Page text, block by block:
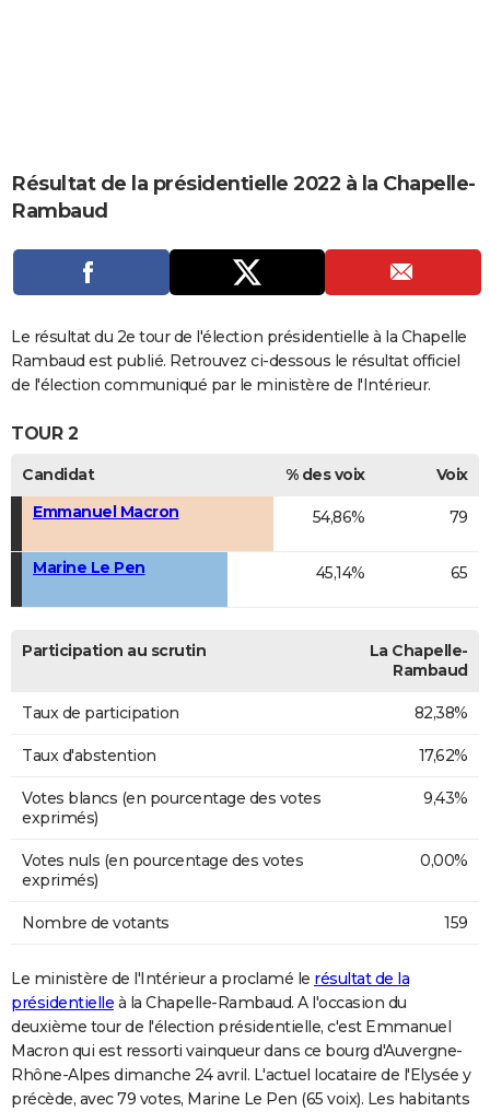
DICTIONNAIRE
PROGRAMME TV
COPAINS D'AVANT
S'inscrire
Se connecter
Lycées
Collèges
Primaires
Universités
Entreprises
Service militaire
Avis de recherche
AVIS DE DÉCÈS
FORUM
Résultat de la présidentielle 2022 à la Chapelle-
Rambaud
Le résultat du 2e tour de l'élection présidentielle à la Chapelle
Rambaud est publié. Retrouvez ci-dessous le résultat officiel
de l'élection communiqué par le ministère de l'Intérieur.
TOUR 2
Candidat % des voix
Voix
Emmanuel Macron
54,86% 79
Marine Le Pen 45,14% 65
Participation au scrutin
La Chapelle-
Rambaud
Taux de participation 82,38%
Taux d'abstention 17,62%
Votes blancs (en pourcentage des votes
exprimés)
9,43%
Votes nuls (en pourcentage des votes
exprimés)
0,00%
Nombre de votants 159
Le ministère de l'Intérieur a proclamé le résultat de la
présidentielle à la Chapelle-Rambaud. A l'occasion du
deuxième tour de l'élection présidentielle, c'est Emmanuel
Macron qui est ressorti vainqueur dans ce bourg d'Auvergne-
Rhône-Alpes dimanche 24 avril. L'actuel locataire de l'Elysée y
précède, avec 79 votes, Marine Le Pen (65 voix). Les habitants